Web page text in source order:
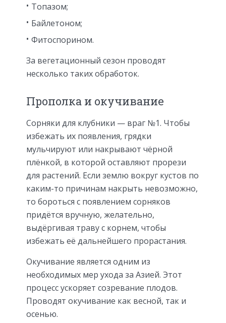
Топазом;
Байлетоном;
Фитоспорином.
За вегетационный сезон проводят
несколько таких обработок.
Прополка и окучивание
Сорняки для клубники — враг №1. Чтобы
избежать их появления, грядки
мульчируют или накрывают чёрной
плёнкой, в которой оставляют прорези
для растений. Если землю вокруг кустов по
каким-то причинам накрыть невозможно,
то бороться с появлением сорняков
придётся вручную, желательно,
выдёргивая траву с корнем, чтобы
избежать её дальнейшего прорастания.
Окучивание является одним из
необходимых мер ухода за Азией. Этот
процесс ускоряет созревание плодов.
Проводят окучивание как весной, так и
осенью.